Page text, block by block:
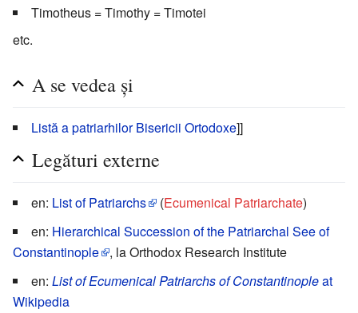
Timotheus = Timothy = Timotei
etc.
A se vedea și
Listă a patriarhilor Bisericii Ortodoxe]]
Legături externe
en: List of Patriarchs (Ecumenical Patriarchate)
en: Hierarchical Succession of the Patriarchal See of
Constantinople
, la Orthodox Research Institute
en: List of Ecumenical Patriarchs of Constantinopleat
Wikipedia